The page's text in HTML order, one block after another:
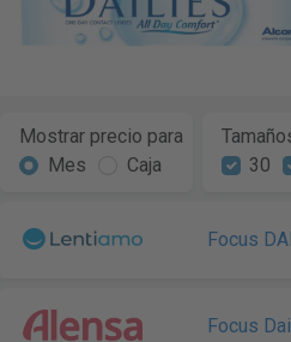
Mostrar precio para
Mes
Caja
30
Focus
Focus